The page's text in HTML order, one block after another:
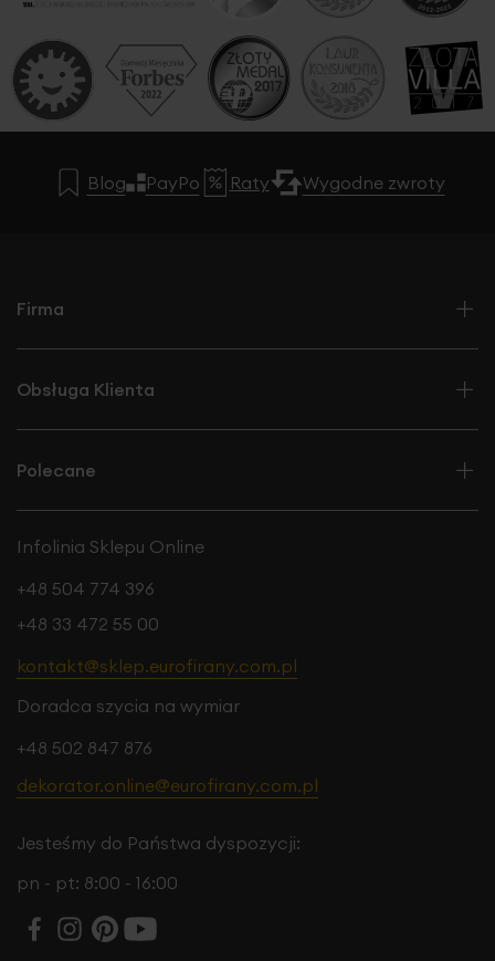
Blog PayPo Raty Wygodne zwroty
Firma
Obsługa Klienta
Polecane
Infolinia Sklepu Online
+48 504 774 396
+48 33 472 55 00
kontakt@sklep.eurofirany.com.pl
Doradca szycia na wymiar
+48 502 847 876
dekorator.online@eurofirany.com.pl
Jesteśmy do Państwa dyspozycji:
pn - pt: 8:00 - 16:00